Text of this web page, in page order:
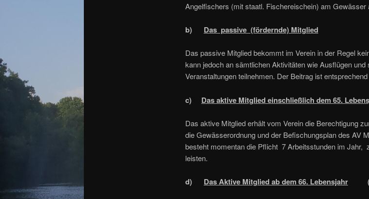
Angelfischers (mit staatl. Fischereischein) am Gewässer
b) Das passive (fördernde) Mitglied
Das passive Mitglied bekommt im Verein in der Regel
kann jedoch an sämtlichen Aktivitäten wie Ausflügen und
Veranstaltungen teilnehmen. Der Beitrag ist entsprechend
c) Das aktive Mitglied einschließlich dem 65.
Das aktive Mitglied erhält vom Verein die Berechtigung
die Gewässerordnung und der Befischungsplan des AV
besteht momentan die Pflicht 7 Arbeitsstunden im Jahr,
leisten.
d) Das Aktive Mitglied ab dem 66. Lebensjahr